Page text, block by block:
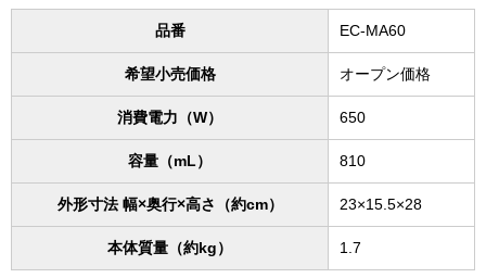
品番 EC-MA60
希望小売価格 オープン価格
消費電力（W） 650
容量（mL） 810
外形寸法 幅×奥行×高さ（約cm） 23×15.5×28
本体質量（約kg） 1.7